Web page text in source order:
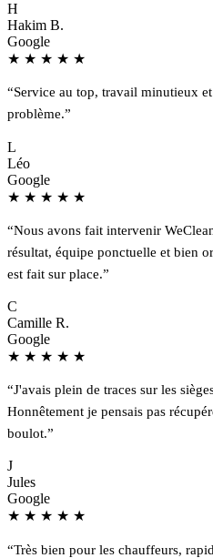
H
Hakim B.
Google
★ ★ ★ ★ ★
“Service au top, travail minutieux
problème.”
L
Léo
Google
★ ★ ★ ★ ★
“Nous avons fait intervenir
résultat, équipe ponctuelle et bien
est fait sur place.”
C
Camille R.
Google
★ ★ ★ ★ ★
“J'avais plein de traces sur les
Honnêtement je pensais pas
boulot.”
J
Jules
Google
★ ★ ★ ★ ★
“Très bien pour les chauffeurs,